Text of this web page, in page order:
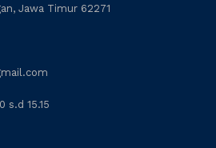
Jawa Timur 62271
s.d 15.15